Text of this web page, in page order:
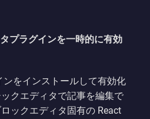
プラグインを一時的に有効
ンをインストールして有効化
クエディタで記事を編集で
ックエディタ固有の React